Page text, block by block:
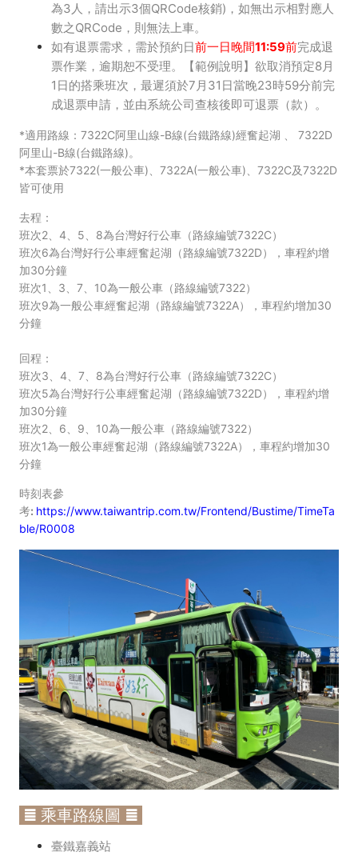
票】
縣
公
車
處
購
票
網
為3人，請出示3個QRCode核銷)，如無出示相對應人
數之QRCode，則無法上車。
如有退票需求，需於預約日前一日晚間11:59前完成退
票作業，逾期恕不受理。【範例說明】欲取消預定8月
1日的搭乘班次，最遲須於7月31日當晚23時59分前完
成退票申請，並由系統公司查核後即可退票（款）。
*適用路線：7322C阿里山線-B線(台鐵路線)經奮起湖 、 7322D
阿里山-B線(台鐵路線)。
*本套票於7322(一般公車)、7322A(一般公車)、7322C及7322D
皆可使用
去程：
班次2、4、5、8為台灣好行公車（路線編號7322C）
班次6為台灣好行公車經奮起湖（路線編號7322D），車程約增
加30分鐘
班次1、3、7、10為一般公車（路線編號7322）
班次9為一般公車經奮起湖（路線編號7322A），車程約增加30
分鐘
回程：
班次3、4、7、8為台灣好行公車（路線編號7322C）
班次5為台灣好行公車經奮起湖（路線編號7322D），車程約增
加30分鐘
班次2、6、9、10為一般公車（路線編號7322）
班次1為一般公車經奮起湖（路線編號7322A），車程約增加30
分鐘
時刻表參
考: https://www.taiwantrip.com.tw/Frontend/Bustime/TimeTa
ble/R0008
≣ 乘車路線圖 ≣
臺鐵嘉義站